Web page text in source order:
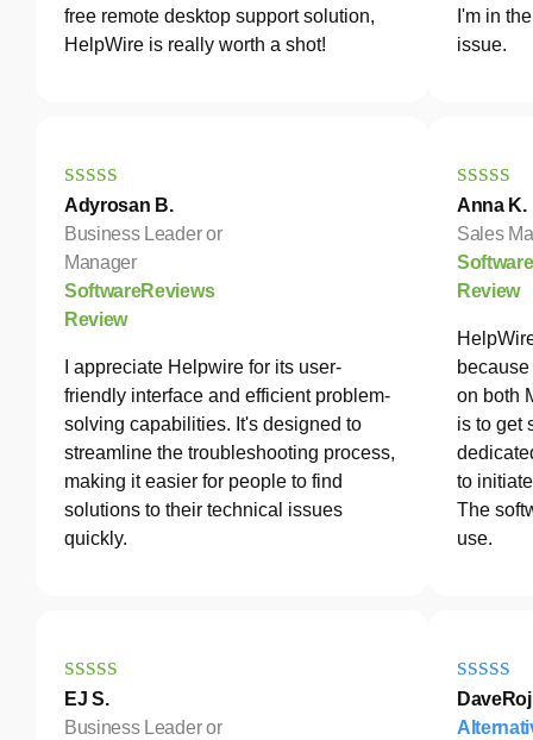
free remote desktop support solution,
HelpWire is really worth a shot!
I'm in
issue.
Adyrosan B.
Business Leader or
Manager
SoftwareReviews
Review
I appreciate Helpwire for its user-
friendly interface and efficient problem-
solving capabilities. It's designed to
streamline the troubleshooting process,
making it easier for people to find
solutions to their technical issues
quickly.
Anna K.
Sales
Review
on both
is to get
to
The
use.
EJ S.
Business Leader or
DaveRoj